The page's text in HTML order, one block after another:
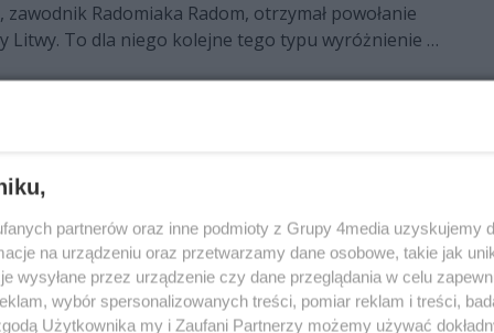
zawodnik Radomiaka Radom, otrzymał powołanie
Litwy. To dla niego kolejne tego typu wyróżnienie w
o godz. 18.00 w litewskiej Kłajpedzie zostanie
kolejki grupy C koszykarskiej Ligi Mistrzów, w
zmierzy się z ROSĄ Radom. Relację LIVE
śledzić na portalu CoZaDzien.pl.
produkcja filmowa z PG 5
partnerów oraz inne podmioty z Grupy 4media uzyskujemy
na urządzeniu oraz przetwarzamy dane osobowe, takie jak
wysyłane przez urządzenie czy dane przeglądania w celu
wybór spersonalizowanych treści, pomiar reklam i treści,
Użytkownika my i Zaufani Partnerzy możemy używać